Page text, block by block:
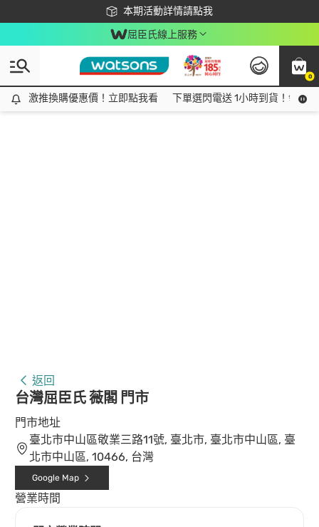
本期活動詳情請點我
下載app最高回饋$350
屈臣氏線上服務
0
激推換購優惠價！立即點我看
激推換購優惠價！立即點我看 下單選閃電送 1小時到貨！領神
返回
台灣屈臣氏 薇閣 門市
門市地址
臺北市中山區敬業三路11號, 臺北市, 臺北市中山區, 臺
北市中山區, 10466, 台灣
Google Map
營業時間